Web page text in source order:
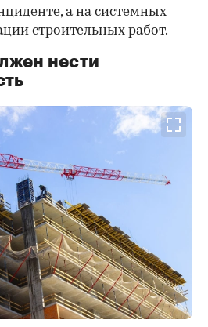
а на системных
строительных работ.
нести